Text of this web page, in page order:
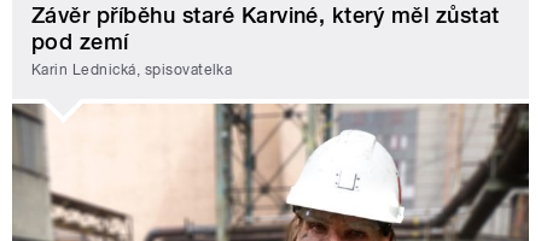
Závěr příběhu staré Karviné, který měl zůstat
pod zemí
Karin Lednická, spisovatelka